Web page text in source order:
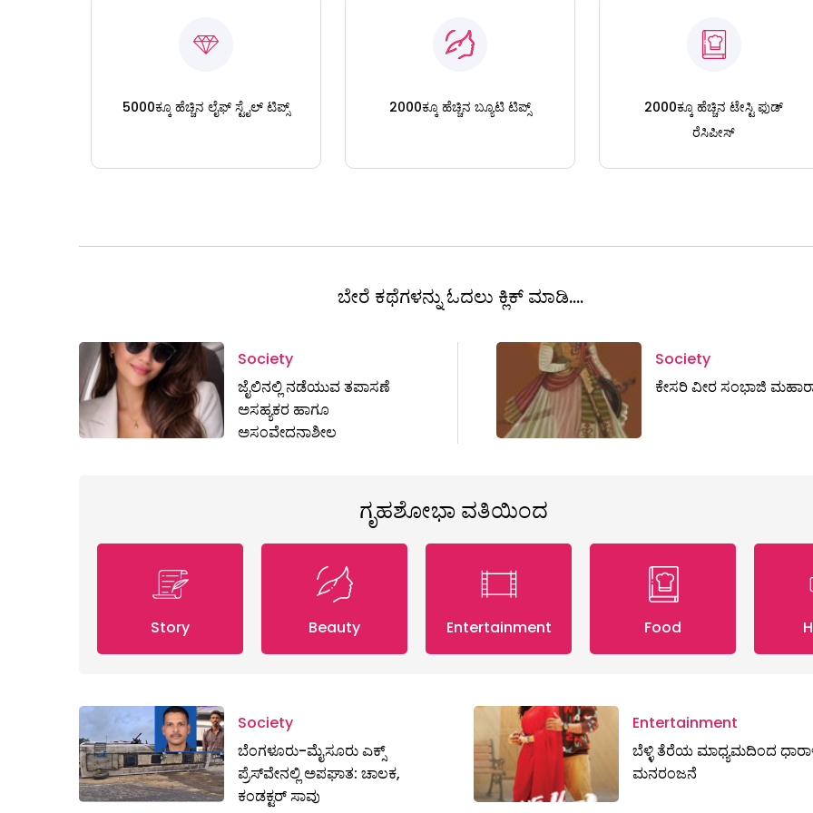
5000ಕ್ಕೂ ಹೆಚ್ಚಿನ ಲೈಫ್ ಸ್ಟೈಲ್ ಟಿಪ್ಸ್ 2000ಕ್ಕೂ ಹೆಚ್ಚಿನ ಬ್ಯೂಟಿ ಟಿಪ್ಸ್
2000ಕ್ಕೂ ಹೆಚ್ಚಿನ ಟೇಸ್ಟಿ ಫುಡ್
ರೆಸಿಪೀಸ್
ಬೇರೆ ಕಥೆಗಳನ್ನು ಓದಲು ಕ್ಲಿಕ್ ಮಾಡಿ....
Society
ಜೈಲಿನಲ್ಲಿ ನಡೆಯುವ ತಪಾಸಣೆ
ಅಸಹ್ಯಕರ ಹಾಗೂ
ಅಸಂವೇದನಾಶೀಲ
Society
ಕೇಸರಿ ವೀರ ಸಂಭಾಜಿ
ಗೃಹಶೋಭಾ ವತಿಯಿಂದ
Story Beauty Entertainment Food
Society
ಬೆಂಗಳೂರು-ಮೈಸೂರು ಎಕ್ಸ್​
ಪ್ರೆಸ್‌ವೇನಲ್ಲಿ ಅಪಘಾತ: ಚಾಲಕ,
ಕಂಡಕ್ಟರ್ ಸಾವು
Entertainment
ಬೆಳ್ಳಿ ತೆರೆಯ ಮಾಧ್ಯಮದಿಂದ
ಮನರಂಜನೆ